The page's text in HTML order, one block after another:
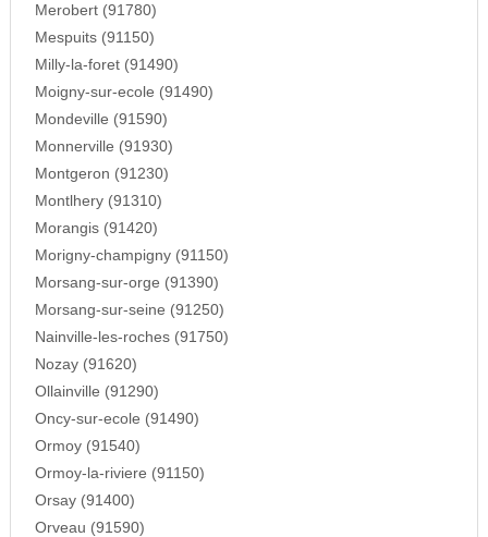
Merobert (91780)
Mespuits (91150)
Milly-la-foret (91490)
Moigny-sur-ecole (91490)
Mondeville (91590)
Monnerville (91930)
Montgeron (91230)
Montlhery (91310)
Morangis (91420)
Morigny-champigny (91150)
Morsang-sur-orge (91390)
Morsang-sur-seine (91250)
Nainville-les-roches (91750)
Nozay (91620)
Ollainville (91290)
Oncy-sur-ecole (91490)
Ormoy (91540)
Ormoy-la-riviere (91150)
Orsay (91400)
Orveau (91590)